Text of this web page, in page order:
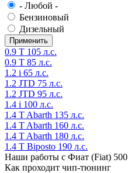
- Любой -
Бензиновый
Дизельный
0.9 T 105 л.с.
0.9 T 85 л.с.
1.2 i 65 л.с.
1.2 JTD 75 л.с.
1.2 JTD 95 л.с.
1.4 i 100 л.с.
1.4 T Abarth 135 л.с.
1.4 T Abarth 160 л.с.
1.4 T Abarth 180 л.с.
1.4 T Biposto 190 л.с.
Наши работы с Фиат (Fiat) 500
Как проходит чип-тюнинг